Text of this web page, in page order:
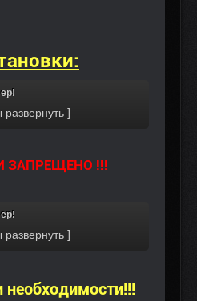
ЗАПРЕЩЕНО !!!
необходимости!!!